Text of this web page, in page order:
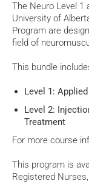
The Neuro Level 1
University of
Program are
field of
This bundle
Level 1:
Level 2:
Treatment
For more course
This program is
Registered